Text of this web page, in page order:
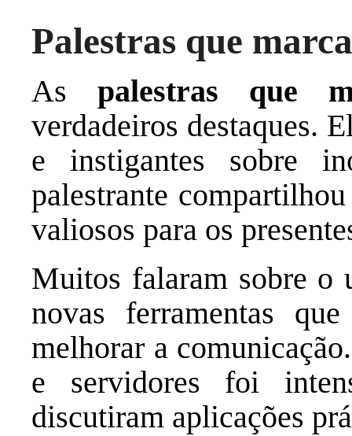
Palestras que
As palestras que
verdadeiros destaques.
e instigantes sobre
palestrante
valiosos para os
Muitos falaram sobre o
novas ferramentas
melhorar a
e servidores foi
discutiram aplicações